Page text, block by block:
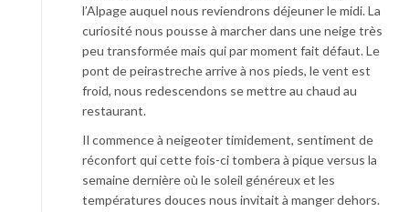
l’Alpage auquel nous reviendrons déjeuner le midi. La
curiosité nous pousse à marcher dans une neige très
peu transformée mais qui par moment fait défaut. Le
pont de peirastreche arrive à nos pieds, le vent est
froid, nous redescendons se mettre au chaud au
restaurant.
Il commence à neigeoter timidement, sentiment de
réconfort qui cette fois-ci tombera à pique versus la
semaine dernière où le soleil généreux et les
températures douces nous invitait à manger dehors.